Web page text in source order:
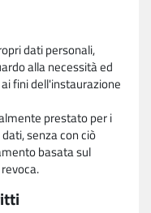
dati personali,
alla necessità ed
fini dell'instaurazione
prestato per i
senza con ciò
basata sul